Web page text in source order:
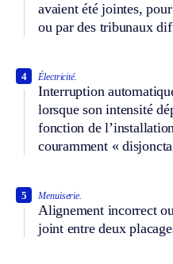
avaient été jointes,
ou par des tribunaux
Électricité.
Interruption
lorsque son intensité
fonction de
couramment «
4
Menuiserie.
Alignement incorrect
joint entre deux
5